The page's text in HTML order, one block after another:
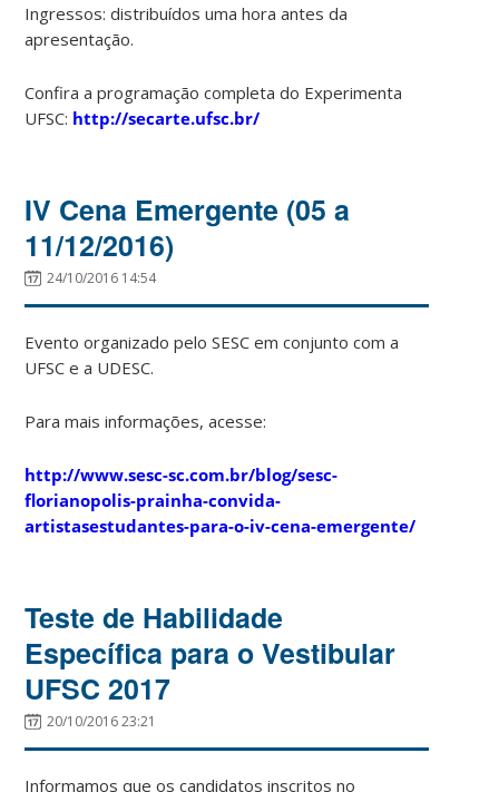
Ingressos: distribuídos uma hora antes da
apresentação.
Confira a programação completa do Experimenta
UFSC: http://secarte.ufsc.br/
IV Cena Emergente (05 a
11/12/2016)
24/10/2016 14:54
Evento organizado pelo SESC em conjunto com a
UFSC e a UDESC.
Para mais informações, acesse:
http://www.sesc-sc.com.br/blog/sesc-
florianopolis-prainha-convida-
artistasestudantes-para-o-iv-cena-emergente/
Teste de Habilidade
Específica para o Vestibular
UFSC 2017
20/10/2016 23:21
Informamos que os candidatos inscritos no